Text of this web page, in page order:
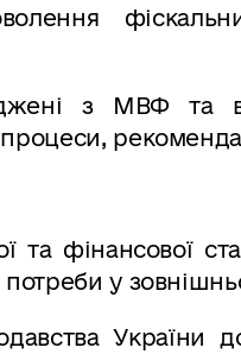
з МВФ та
та фінансової
потреби у
України